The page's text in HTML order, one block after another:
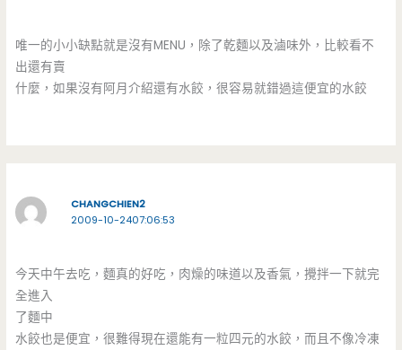
唯一的小小缺點就是沒有MENU，除了乾麵以及滷味外，比較看不
出還有賣
什麼，如果沒有阿月介紹還有水餃，很容易就錯過這便宜的水餃
CHANGCHIEN2
2009-10-2407:06:53
今天中午去吃，麵真的好吃，肉燥的味道以及香氣，攪拌一下就完
全進入
了麵中
水餃也是便宜，很難得現在還能有一粒四元的水餃，而且不像冷凍